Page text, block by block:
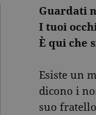
Guardati
I tuoi
È qui che
Esiste un
dicono i
suo